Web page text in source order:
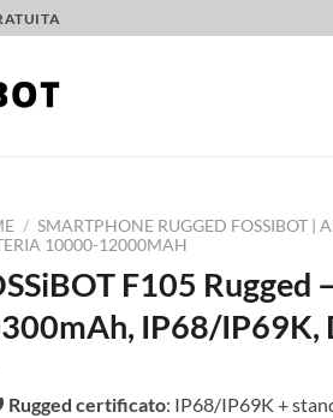
/ SMARTPHONE RUGGED FOSSIBOT |
10000-12000MAH
F105
IP68/IP69K,
Rugged certificato: IP68/IP69K +